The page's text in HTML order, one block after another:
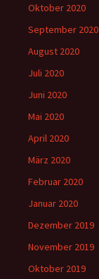
Oktober 2020
September 2020
August 2020
Juli 2020
Juni 2020
Mai 2020
April 2020
März 2020
Februar 2020
Januar 2020
Dezember 2019
November 2019
Oktober 2019